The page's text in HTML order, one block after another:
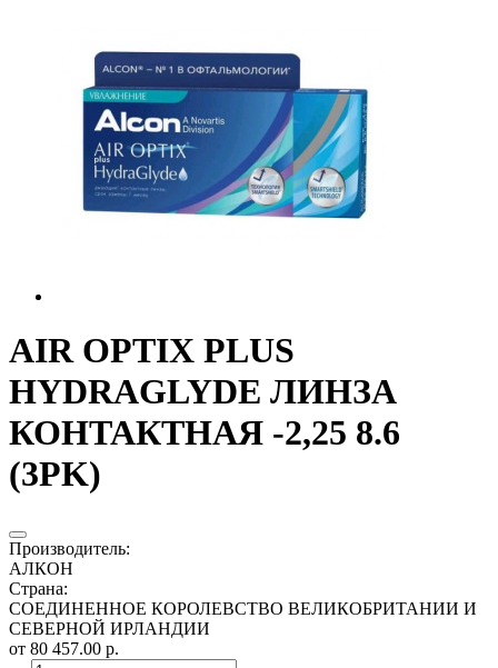
AIR OPTIX PLUS
HYDRAGLYDE ЛИНЗА
КОНТАКТНАЯ -2,25 8.6
(3PK)
Производитель:
АЛКОН
Страна:
СОЕДИНЕННОЕ КОРОЛЕВСТВО ВЕЛИКОБРИТАНИИ И
СЕВЕРНОЙ ИРЛАНДИИ
от 80 457.00 р.